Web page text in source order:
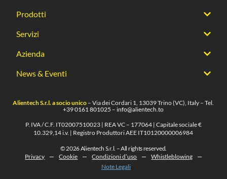
Prodotti
Servizi
Azienda
News & Eventi
Alientech S.r.l. a socio unico – Via dei Cordari 1, 13039 Trino (VC), Italy – Tel.
+39 0161 801025 – info@alientech.to
P. IVA / C.F. IT02007510023 | REA VC – 177064 | Capitale sociale €
10.329,14 i.v. | Registro Produttori AEE IT10120000006984
© 2026 Alientech S.r.l. – All rights reserved.
Privacy
Cookie Condizioni d’uso
Whistleblowing
Note Legali